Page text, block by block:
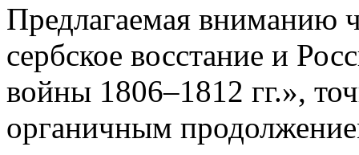
Предлагаемая вниманию
сербское восстание и
войны 1806–1812 гг.»,
органичным